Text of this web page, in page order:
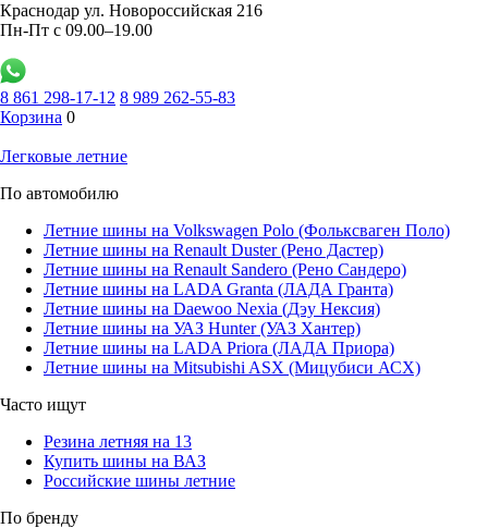
Краснодар ул. Новороссийская 216
Пн-Пт с 09.00–19.00
8 861 298-17-12 8 989 262-55-83
Корзина 0
Легковые летние
По автомобилю
Летние шины на Volkswagen Polo (Фольксваген Поло)
Летние шины на Renault Duster (Рено Дастер)
Летние шины на Renault Sandero (Рено Сандеро)
Летние шины на LADA Granta (ЛАДА Гранта)
Летние шины на Daewoo Nexia (Дэу Нексия)
Летние шины на УАЗ Hunter (УАЗ Хантер)
Летние шины на LADA Priora (ЛАДА Приора)
Летние шины на Mitsubishi ASX (Мицубиси АСХ)
Часто ищут
Резина летняя на 13
Купить шины на ВАЗ
Российские шины летние
По бренду